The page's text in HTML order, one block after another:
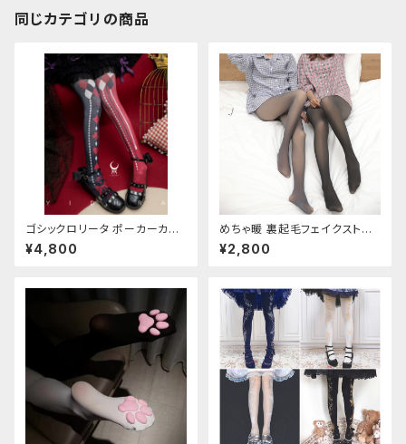
同じカテゴリの商品
ゴシックロリータ ポーカーカー
ド柄 プリントタイツ
¥4,800
めちゃ暖 裏起毛フェイクストッ
キング
¥2,800